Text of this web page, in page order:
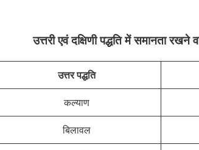
उत्तरी एवं दक्षिणी पद्धति में समानता रखने
उत्तर पद्धति
कल्याण
बिलावल